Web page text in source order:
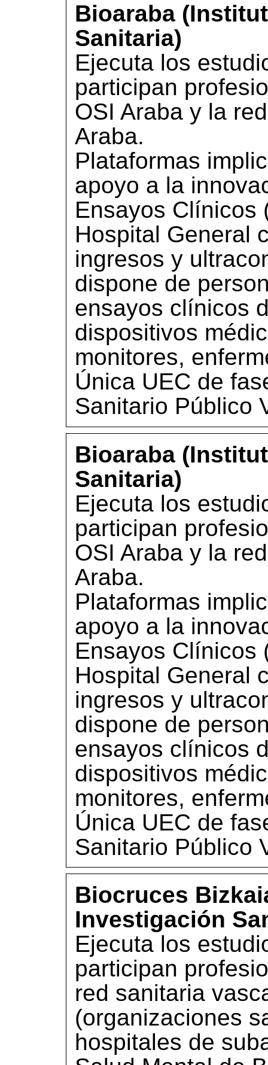
Bioaraba
Sanitaria)
Ejecuta los
participan
OSI Araba y la
Araba.
Plataformas
apoyo a la
Ensayos Clínicos
Hospital General
ingresos y
dispone de
ensayos clínicos
dispositivos
monitores,
Única UEC de
Sanitario Público
Bioaraba
Sanitaria)
Ejecuta los
participan
OSI Araba y la
Araba.
Plataformas
apoyo a la
Ensayos Clínicos
Hospital General
ingresos y
dispone de
ensayos clínicos
dispositivos
monitores,
Única UEC de
Sanitario Público
Biocruces
Investigación
Ejecuta los
participan
red sanitaria
(organizaciones
hospitales de